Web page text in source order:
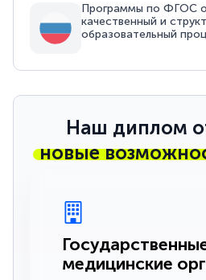
Программы по ФГОС
качественный и
образовательный
Наш диплом
новые
медицинские